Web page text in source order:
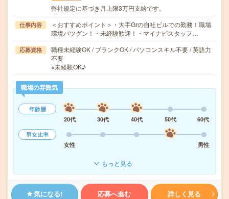
弊社規定に基づき月上限3万円支給です。
仕事内容
＜おすすめポイント＞・大手Grの自社ビルでの勤務！職場
環境バツグン！・未経験歓迎！・マイナビスタッフ…
応募資格
職種未経験OK / ブランクOK / パソコンスキル不要 / 英語力
不要
※未経験OK♪
職場の雰囲気
年齢層
20代
30代 40代 50代
60代
男女比率
女性
男性
もっと見る
気になる! 応募へ進む 詳しく見る